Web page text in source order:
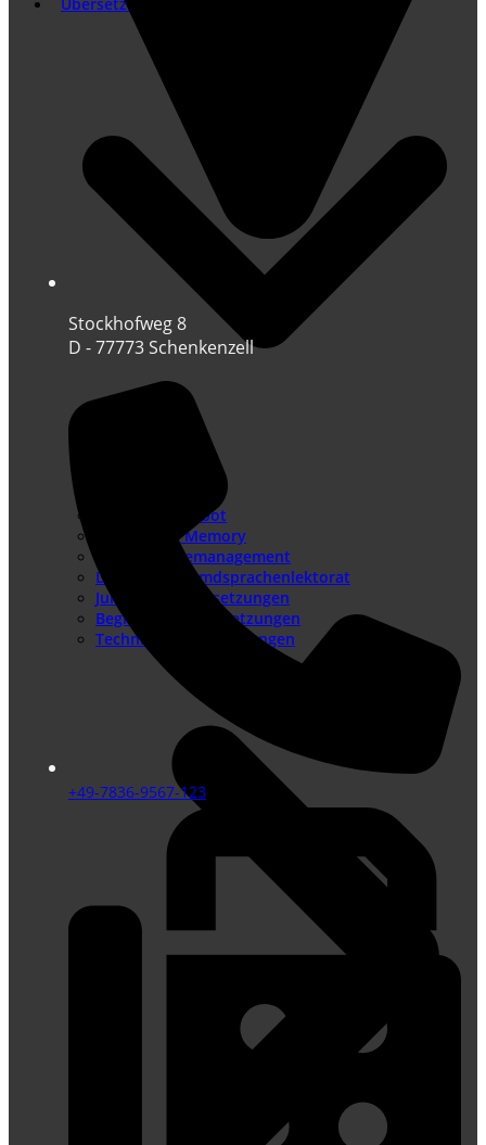
Übersetzung
Sprachenangebot
Translation Memory
Terminologiemanagement
Lektorat – Fremdsprachenlektorat
Juristische Übersetzungen
Beglaubigte Übersetzungen
Technische Übersetzungen
Stockhofweg 8
D - 77773 Schenkenzell
+49-7836-9567-123